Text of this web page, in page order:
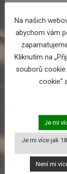
Zpět do
Na našich
abychom vám
Kliknutím na
souborů
cookie“
Je mi
Je mi více jak
Není mi